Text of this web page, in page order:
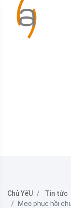
Chủ YếU
Tin tức
Mẹo phục hồi